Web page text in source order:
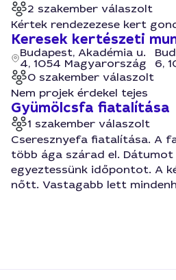
2 szakember válaszolt
Kértek rendezezese kert
Keresek kertészeti
Budapest, Akadémia u.
4, 1054 Magyarország
6,
0 szakember válaszolt
Nem projek érdekel tejes
Gyümölcsfa fiatalítása
1 szakember válaszolt
Cseresznyefa fiatalítása. A
több ága szárad el. Dátumot
egyeztessünk időpontot. A
nőtt. Vastagabb lett